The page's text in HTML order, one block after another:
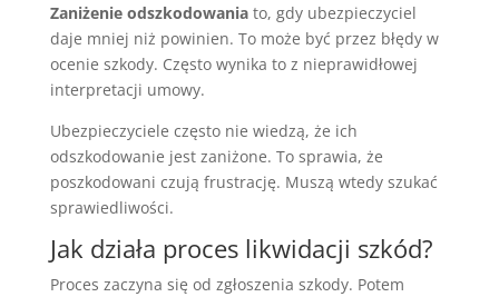
Zaniżenie odszkodowaniato, gdy ubezpieczyciel
daje mniej niż powinien. To może być przez błędy w
ocenie szkody. Często wynika to z nieprawidłowej
interpretacji umowy.
Ubezpieczyciele często nie wiedzą, że ich
odszkodowanie jest zaniżone. To sprawia, że
poszkodowani czują frustrację. Muszą wtedy szukać
sprawiedliwości.
Jak działa proces likwidacji szkód?
Proces zaczyna się od zgłoszenia szkody. Potem